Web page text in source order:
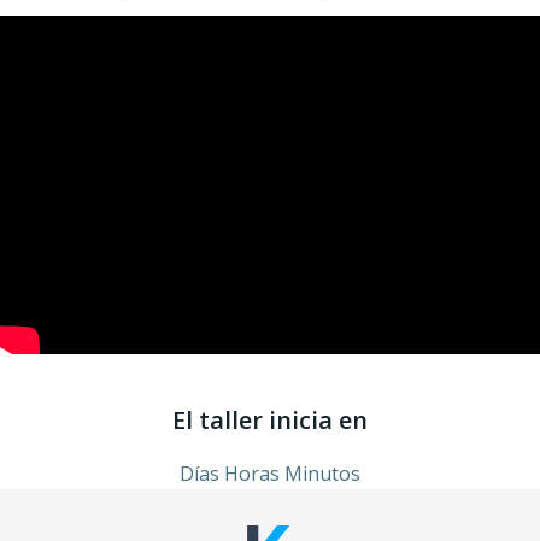
El taller inicia en
Días Horas Minutos